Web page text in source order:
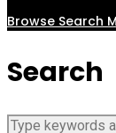
Browse Search
Search